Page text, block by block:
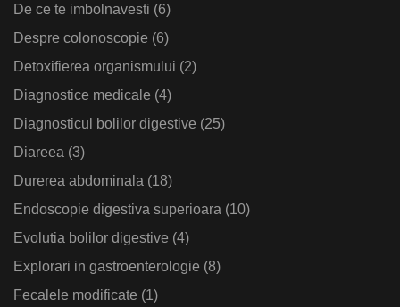
De ce te imbolnavesti (6)
Despre colonoscopie (6)
Detoxifierea organismului (2)
Diagnostice medicale (4)
Diagnosticul bolilor digestive (25)
Diareea (3)
Durerea abdominala (18)
Endoscopie digestiva superioara (10)
Evolutia bolilor digestive (4)
Explorari in gastroenterologie (8)
Fecalele modificate (1)